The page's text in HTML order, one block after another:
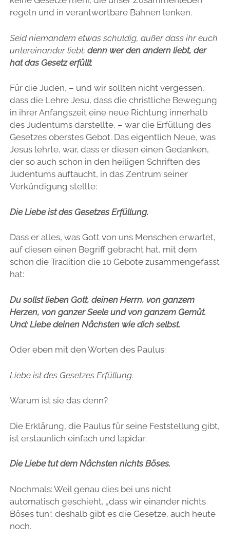
regeln und in verantwortbare Bahnen lenken.
Seid niemandem etwas schuldig, außer dass ihr euch
untereinander liebt;denn wer den andern liebt, der
hat das Gesetz erfüllt.
Für die Juden, – und wir sollten nicht vergessen,
dass die Lehre Jesu, dass die christliche Bewegung
in ihrer Anfangszeit eine neue Richtung innerhalb
des Judentums darstellte, – war die Erfüllung des
Gesetzes oberstes Gebot. Das eigentlich Neue, was
Jesus lehrte, war, dass er diesen einen Gedanken,
der so auch schon in den heiligen Schriften des
Judentums auftaucht, in das Zentrum seiner
Verkündigung stellte:
Die Liebe ist des Gesetzes Erfüllung.
Dass er alles, was Gott von uns Menschen erwartet,
auf diesen einen Begriff gebracht hat, mit dem
schon die Tradition die 10 Gebote zusammengefasst
hat:
Du sollst lieben Gott, deinen Herrn, von ganzem
Herzen, von ganzer Seele und von ganzem Gemüt.
Und: Liebe deinen Nächsten wie dich selbst.
Oder eben mit den Worten des Paulus:
Liebe ist des Gesetzes Erfüllung.
Warum ist sie das denn?
Die Erklärung, die Paulus für seine Feststellung gibt,
ist erstaunlich einfach und lapidar:
Die Liebe tut dem Nächsten nichts Böses.
Nochmals: Weil genau dies bei uns nicht
automatisch geschieht, „dass wir einander nichts
Böses tun“, deshalb gibt es die Gesetze, auch heute
noch.